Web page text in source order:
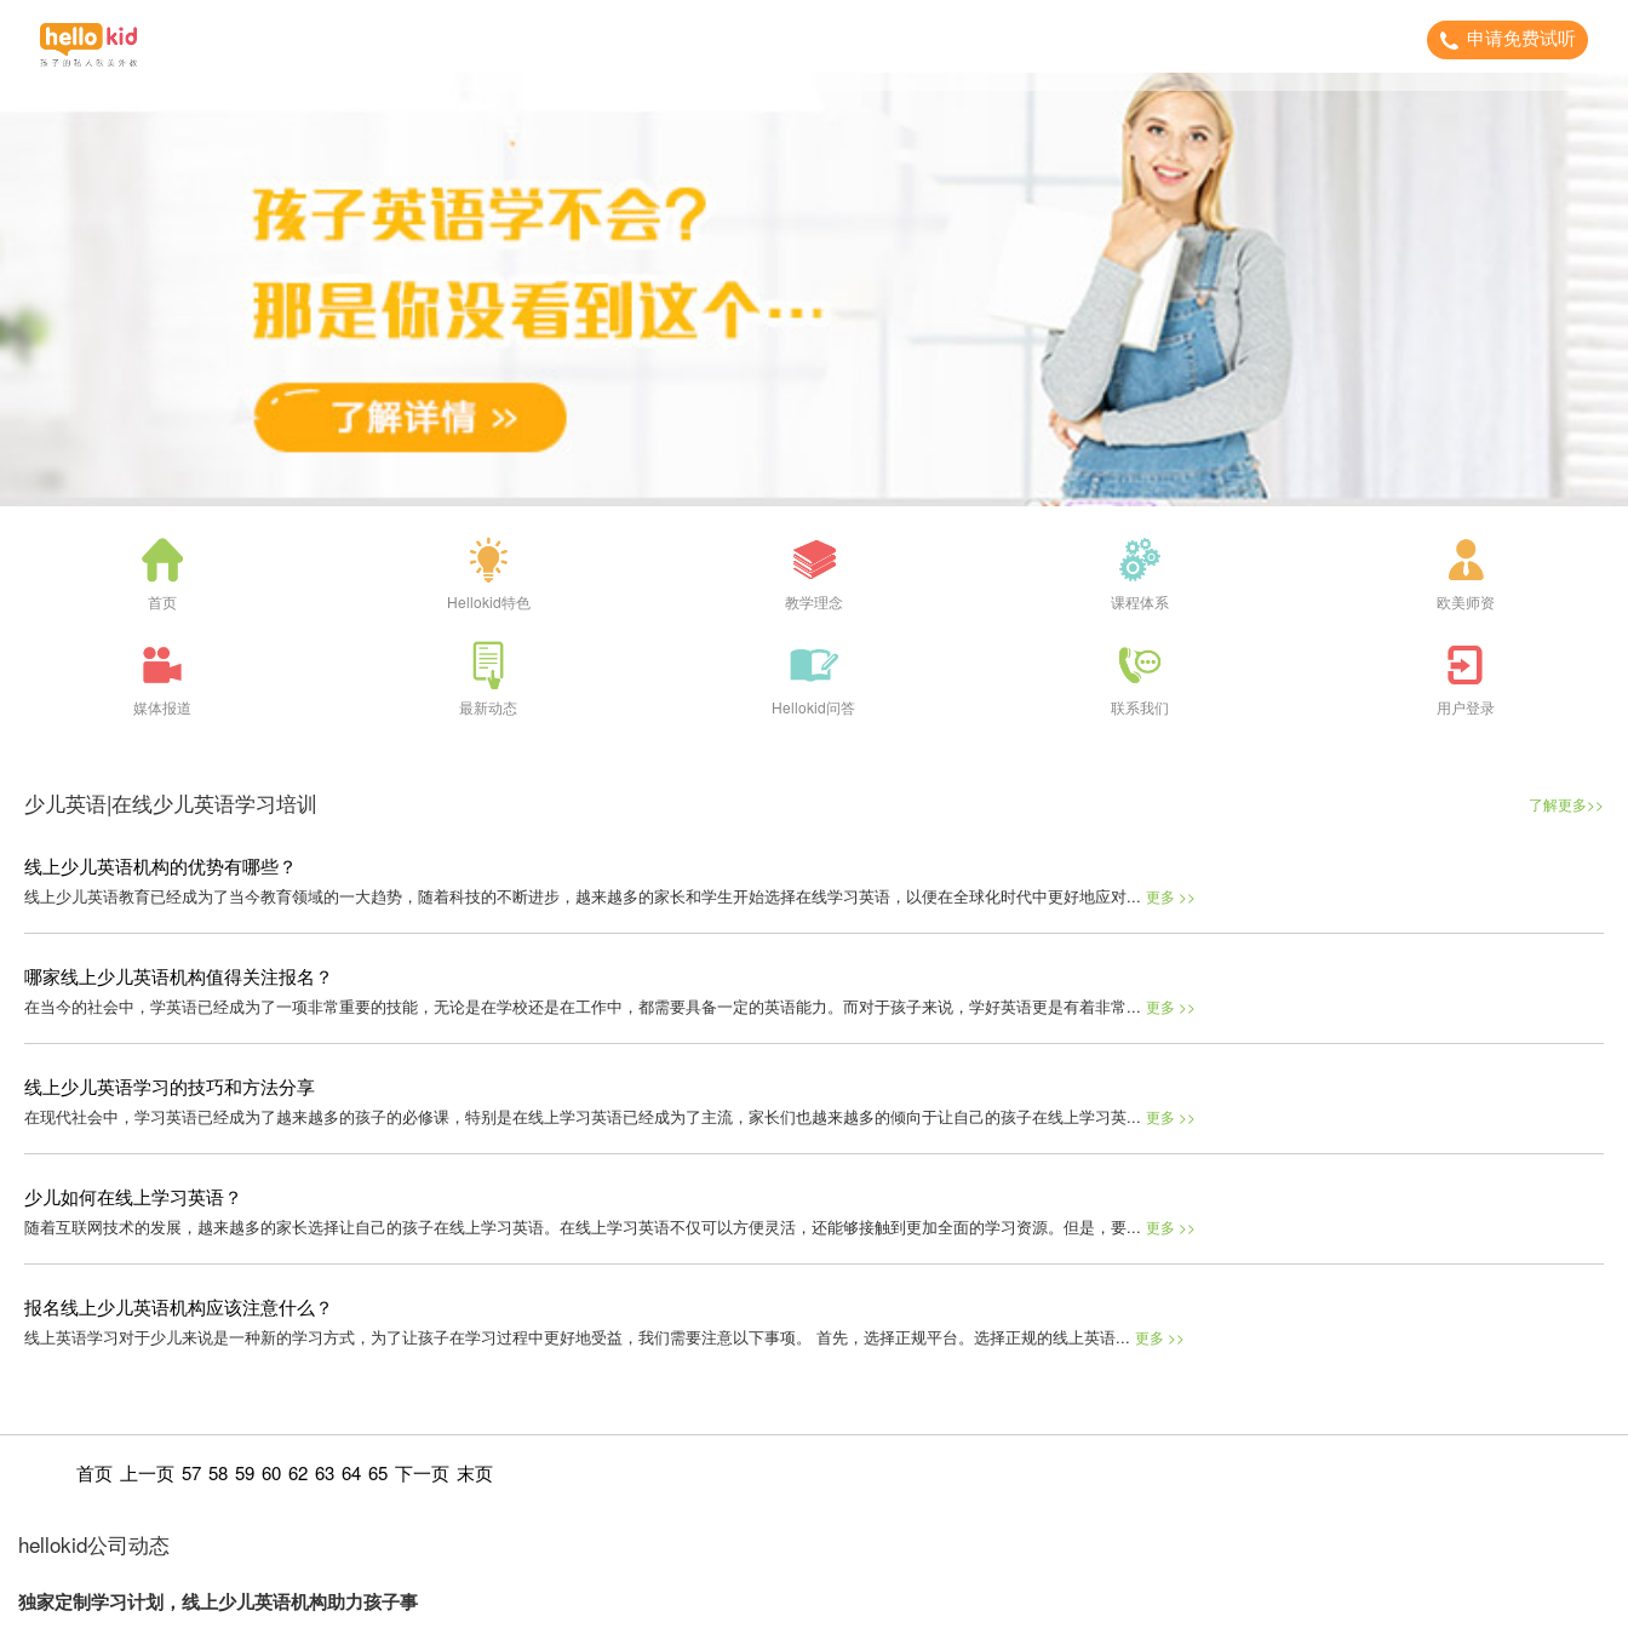
申请免费试听
首页 Hellokid特色 教学理念 课程体系 欧美师资
媒体报道 最新动态 Hellokid问答 联系我们 用户登录
少儿英语|在线少儿英语学习培训 了解更多>>
线上少儿英语机构的优势有哪些？
线上少儿英语教育已经成为了当今教育领域的一大趋势，随着科技的不断进步，越来越多的家长和学生开始选择在线学习英语，以便在全球化时代中更好地应对... 更多 >>
哪家线上少儿英语机构值得关注报名？
在当今的社会中，学英语已经成为了一项非常重要的技能，无论是在学校还是在工作中，都需要具备一定的英语能力。而对于孩子来说，学好英语更是有着非常... 更多 >>
线上少儿英语学习的技巧和方法分享
在现代社会中，学习英语已经成为了越来越多的孩子的必修课，特别是在线上学习英语已经成为了主流，家长们也越来越多的倾向于让自己的孩子在线上学习英... 更多 >>
少儿如何在线上学习英语？
随着互联网技术的发展，越来越多的家长选择让自己的孩子在线上学习英语。在线上学习英语不仅可以方便灵活，还能够接触到更加全面的学习资源。但是，要... 更多 >>
报名线上少儿英语机构应该注意什么？
线上英语学习对于少儿来说是一种新的学习方式，为了让孩子在学习过程中更好地受益，我们需要注意以下事项。 首先，选择正规平台。选择正规的线上英语... 更多 >>
首页 上一页 57 58 59 60 62 63 64 65 下一页 末页
hellokid公司动态
独家定制学习计划，线上少儿英语机构助力孩子事